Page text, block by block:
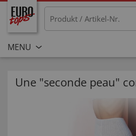
MENU
Une "seconde peau"